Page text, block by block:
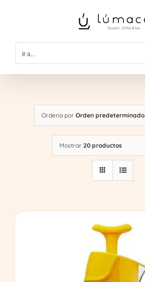
Ir a...
Ordena por Orden predeterminado
Mostrar 20 productos